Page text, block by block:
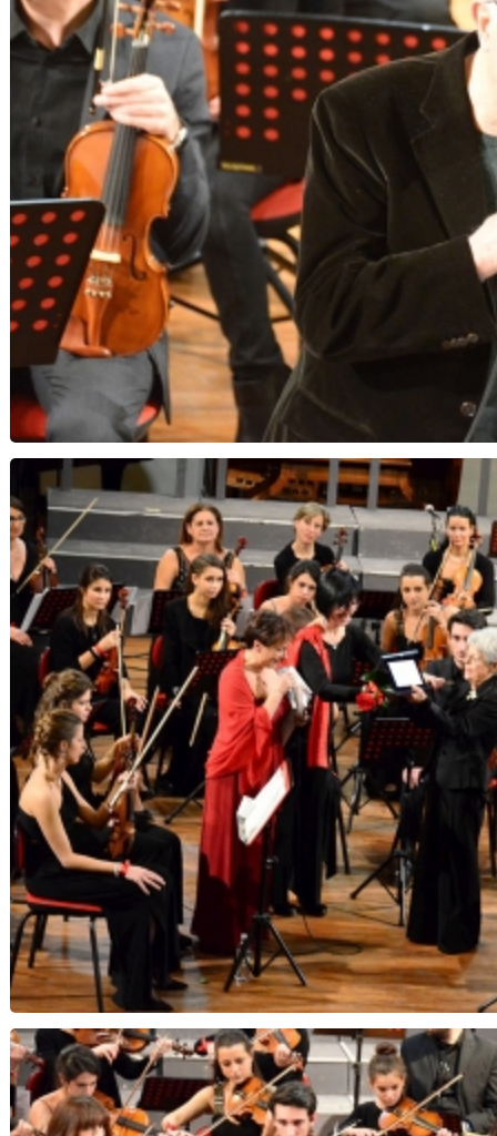
Note di Speranza...Notte di Natale - Orchestra
Musica
Il Procuratore Gian Carlo
Note di Speranza...Notte di Natale - Orchestra
Musica
Procuratore Gian Carlo